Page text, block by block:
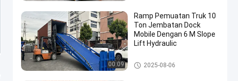
00:09
Ramp Pemuatan Truk 10
Ton Jembatan Dock
Mobile Dengan 6 M Slope
Lift Hydraulic
Rampam dermaga hidrolik
2025-08-06